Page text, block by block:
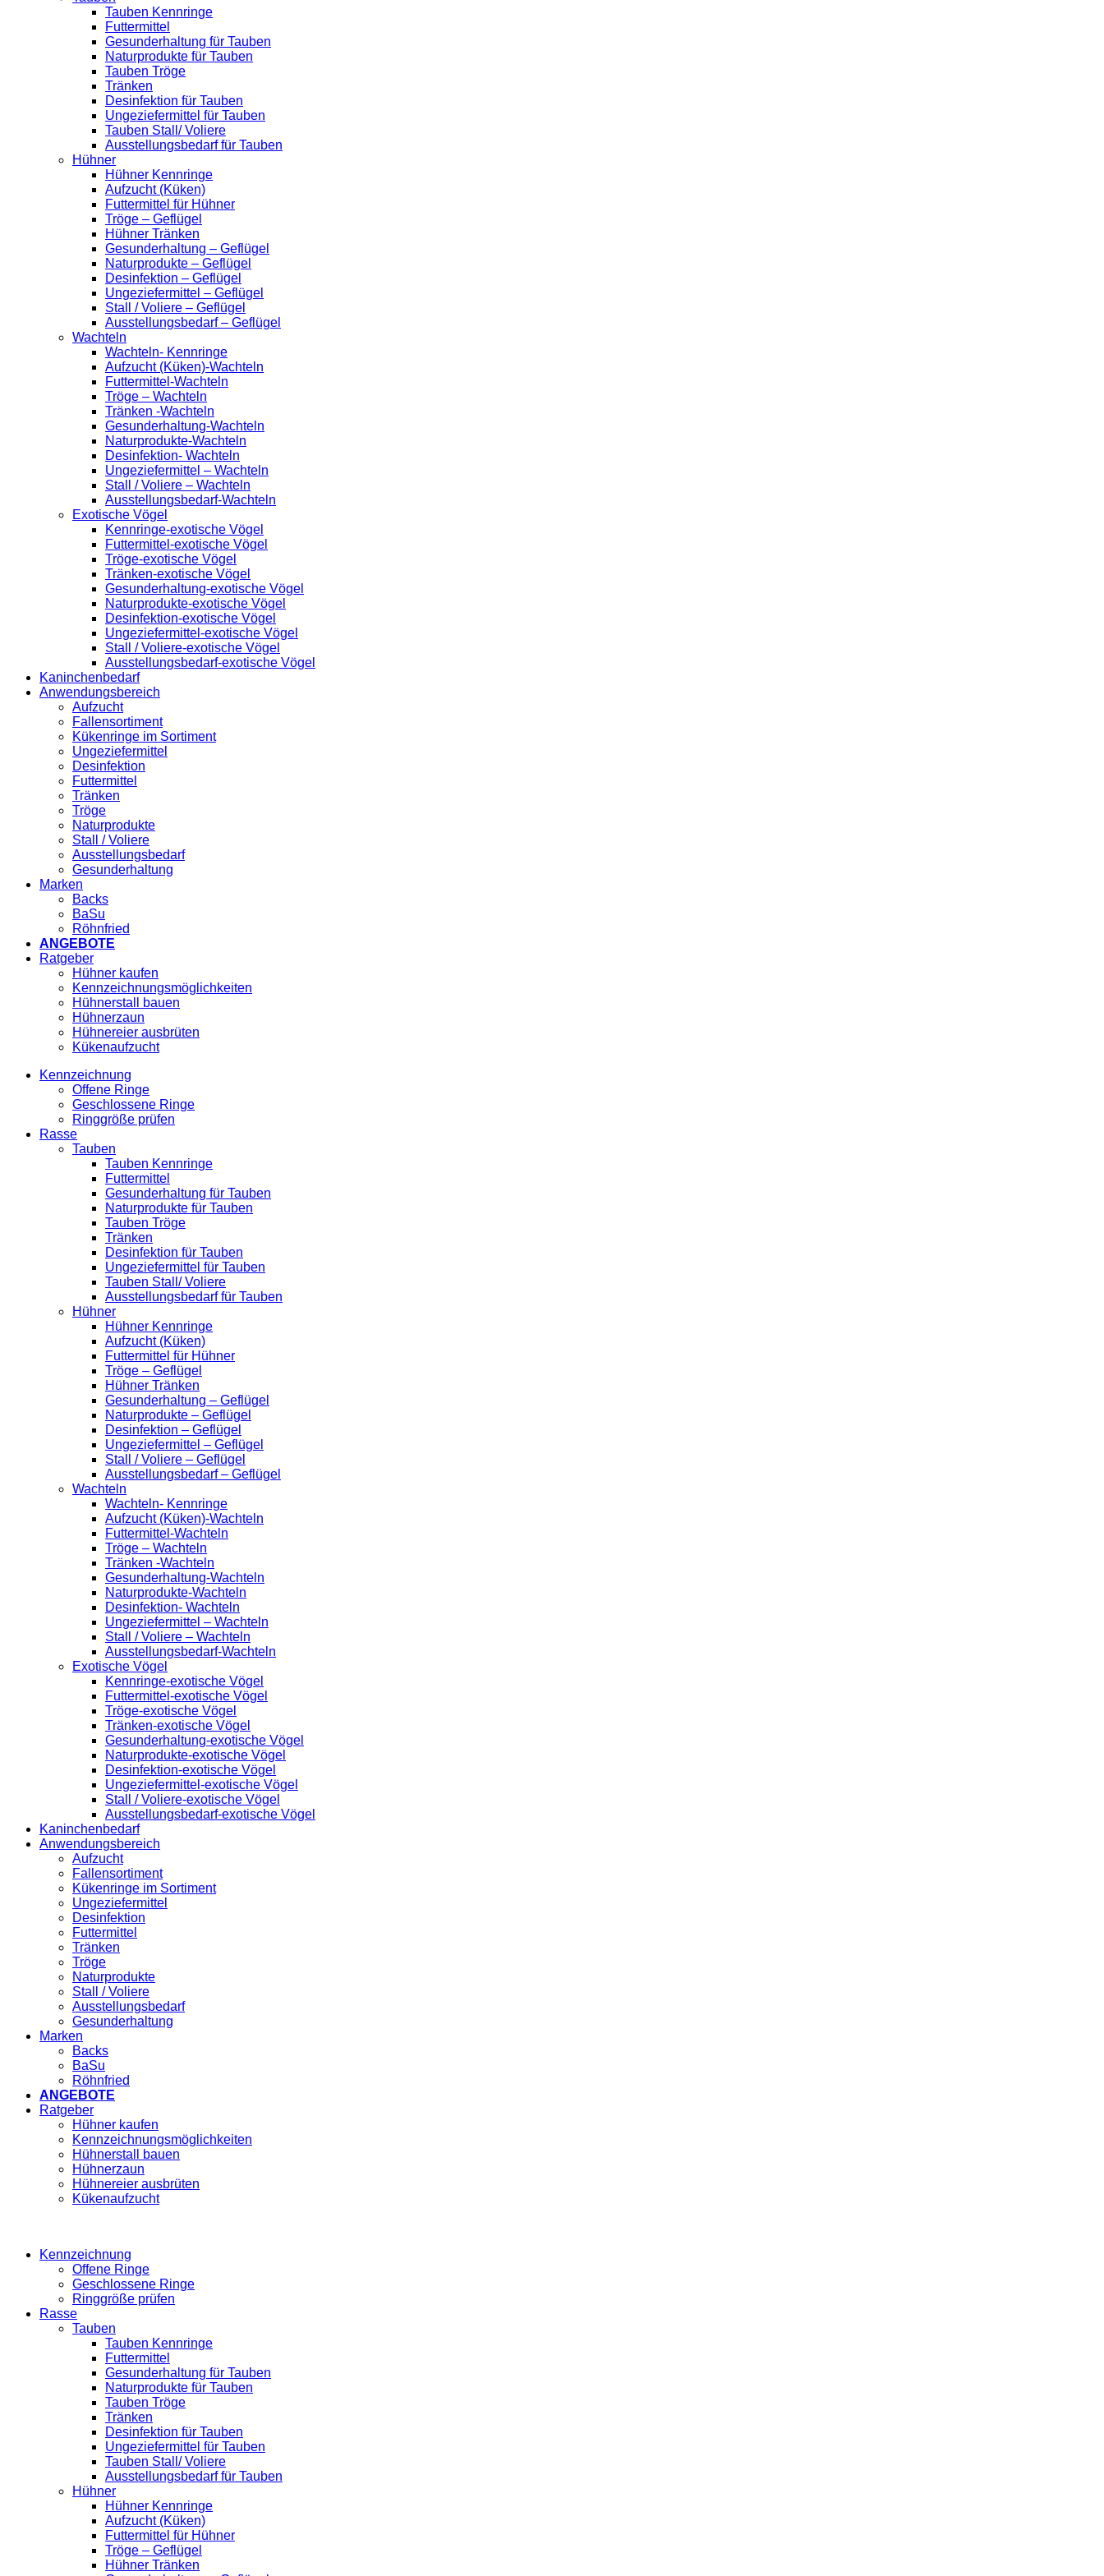
Tauben Kennringe
Futtermittel
Gesunderhaltung für Tauben
Naturprodukte für Tauben
Tauben Tröge
Tränken
Desinfektion für Tauben
Ungeziefermittel für Tauben
Tauben Stall/ Voliere
Ausstellungsbedarf für Tauben
Hühner
Hühner Kennringe
Aufzucht (Küken)
Futtermittel für Hühner
Tröge – Geflügel
Hühner Tränken
Gesunderhaltung – Geflügel
Naturprodukte – Geflügel
Desinfektion – Geflügel
Ungeziefermittel – Geflügel
Stall / Voliere – Geflügel
Ausstellungsbedarf – Geflügel
Wachteln
Wachteln- Kennringe
Aufzucht (Küken)-Wachteln
Futtermittel-Wachteln
Tröge – Wachteln
Tränken -Wachteln
Gesunderhaltung-Wachteln
Naturprodukte-Wachteln
Desinfektion- Wachteln
Ungeziefermittel – Wachteln
Stall / Voliere – Wachteln
Ausstellungsbedarf-Wachteln
Exotische Vögel
Kennringe-exotische Vögel
Futtermittel-exotische Vögel
Tröge-exotische Vögel
Tränken-exotische Vögel
Gesunderhaltung-exotische Vögel
Naturprodukte-exotische Vögel
Desinfektion-exotische Vögel
Ungeziefermittel-exotische Vögel
Stall / Voliere-exotische Vögel
Ausstellungsbedarf-exotische Vögel
Kaninchenbedarf
Anwendungsbereich
Aufzucht
Fallensortiment
Kükenringe im Sortiment
Ungeziefermittel
Desinfektion
Futtermittel
Tränken
Tröge
Naturprodukte
Stall / Voliere
Ausstellungsbedarf
Gesunderhaltung
Marken
Backs
BaSu
Röhnfried
ANGEBOTE
Ratgeber
Hühner kaufen
Kennzeichnungsmöglichkeiten
Hühnerstall bauen
Hühnerzaun
Hühnereier ausbrüten
Kükenaufzucht
Kennzeichnung
Offene Ringe
Geschlossene Ringe
Ringgröße prüfen
Rasse
Tauben
Tauben Kennringe
Futtermittel
Gesunderhaltung für Tauben
Naturprodukte für Tauben
Tauben Tröge
Tränken
Desinfektion für Tauben
Ungeziefermittel für Tauben
Tauben Stall/ Voliere
Ausstellungsbedarf für Tauben
Hühner
Hühner Kennringe
Aufzucht (Küken)
Futtermittel für Hühner
Tröge – Geflügel
Hühner Tränken
Gesunderhaltung – Geflügel
Naturprodukte – Geflügel
Desinfektion – Geflügel
Ungeziefermittel – Geflügel
Stall / Voliere – Geflügel
Ausstellungsbedarf – Geflügel
Wachteln
Wachteln- Kennringe
Aufzucht (Küken)-Wachteln
Futtermittel-Wachteln
Tröge – Wachteln
Tränken -Wachteln
Gesunderhaltung-Wachteln
Naturprodukte-Wachteln
Desinfektion- Wachteln
Ungeziefermittel – Wachteln
Stall / Voliere – Wachteln
Ausstellungsbedarf-Wachteln
Exotische Vögel
Kennringe-exotische Vögel
Futtermittel-exotische Vögel
Tröge-exotische Vögel
Tränken-exotische Vögel
Gesunderhaltung-exotische Vögel
Naturprodukte-exotische Vögel
Desinfektion-exotische Vögel
Ungeziefermittel-exotische Vögel
Stall / Voliere-exotische Vögel
Ausstellungsbedarf-exotische Vögel
Kaninchenbedarf
Anwendungsbereich
Aufzucht
Fallensortiment
Kükenringe im Sortiment
Ungeziefermittel
Desinfektion
Futtermittel
Tränken
Tröge
Naturprodukte
Stall / Voliere
Ausstellungsbedarf
Gesunderhaltung
Marken
Backs
BaSu
Röhnfried
ANGEBOTE
Ratgeber
Hühner kaufen
Kennzeichnungsmöglichkeiten
Hühnerstall bauen
Hühnerzaun
Hühnereier ausbrüten
Kükenaufzucht
Kennzeichnung
Offene Ringe
Geschlossene Ringe
Ringgröße prüfen
Rasse
Tauben
Tauben Kennringe
Futtermittel
Gesunderhaltung für Tauben
Naturprodukte für Tauben
Tauben Tröge
Tränken
Desinfektion für Tauben
Ungeziefermittel für Tauben
Tauben Stall/ Voliere
Ausstellungsbedarf für Tauben
Hühner
Hühner Kennringe
Aufzucht (Küken)
Futtermittel für Hühner
Tröge – Geflügel
Hühner Tränken